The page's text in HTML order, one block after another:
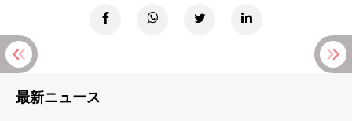
最新ニュース